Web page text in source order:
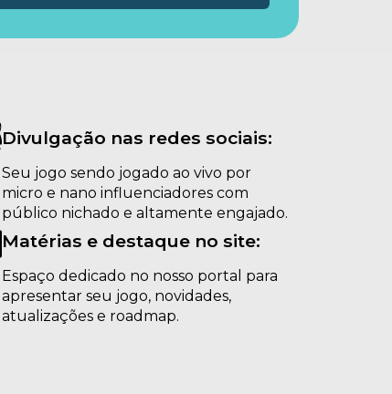
Divulgação nas redes sociais:
Seu jogo sendo jogado ao vivo por
micro e nano influenciadores com
público nichado e altamente engajado.
Matérias e destaque no site:
Espaço dedicado no nosso portal para
apresentar seu jogo, novidades,
atualizações e roadmap.